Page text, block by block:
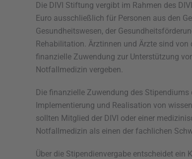
Die DIVI Stiftung vergibt im Rahmen des
Euro ausschließlich für Personen aus den
Gesundheitswesen, der
Rehabilitation. Ärztinnen und Ärzte sind
finanzielle Zuwendung zur Unterstützung
Notfallmedizin vergeben.
Die finanzielle Zuwendung des
Implementierung und Realisation von
sollten Mitglied der DIVI oder einer
Notfallmedizin als einen der fachlichen
Über die Stipendienvergabe entscheidet ein